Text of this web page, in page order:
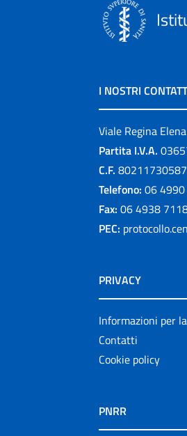
I NOSTRI
Viale Regina
Partita I.V.A.
C.F. 80211730587
Telefono: 06 4990
Fax: 06 4938
PEC:
PRIVACY
Informazioni per
Contatti
Cookie policy
PNRR